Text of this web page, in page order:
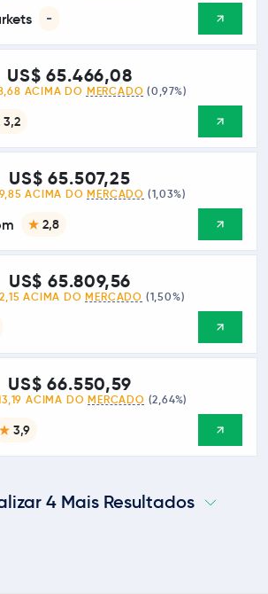
-
3,2
US$ 65.466,08
ACIMA DO MERCADO (0,97%)
2,8
US$ 65.507,25
ACIMA DO MERCADO (1,03%)
US$ 65.809,56
ACIMA DO MERCADO (1,50%)
3,9
US$ 66.550,59
ACIMA DO MERCADO (2,64%)
4 Mais Resultados